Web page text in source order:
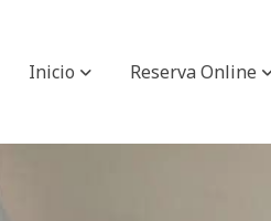
Inicio Reserva Online